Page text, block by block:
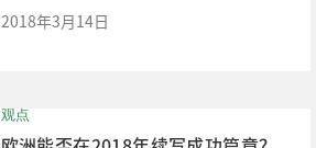
2018年3月14日
观点